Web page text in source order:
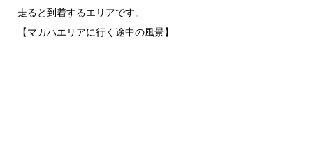
走ると到着するエリアです。
【マカハエリアに行く途中の風景】